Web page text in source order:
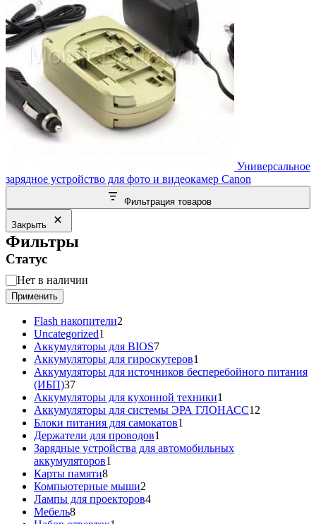
Универсальное
зарядное устройство для фото и видеокамер Canon
Фильтрация товаров
Закрыть
Фильтры
Статус
Статус
Нет в наличии
Применить
Flash накопители2
Uncategorized1
товар
Аккумуляторы для BIOS77
товаров
Аккумуляторы для гироскутеров1
товар
Аккумуляторы для источников бесперебойного питания
(ИБП)3737
товаров
Аккумуляторы для кухонной техники1
товар
Аккумуляторы для системы ЭРА ГЛОНАСС12
Блоки питания для самокатов1
Держатели для проводов1
товар
Зарядные устройства для автомобильных
аккумуляторов1
Карты памяти88
товаров
Компьютерные мыши2
товара
Лампы для проекторов44
Мебель88